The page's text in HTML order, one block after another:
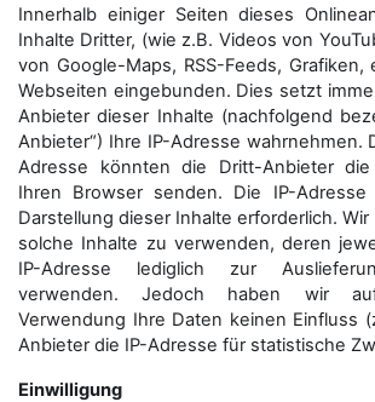
Innerhalb einiger Seiten dieses
Inhalte Dritter, (wie z.B. Videos von
von Google-Maps, RSS-Feeds, Grafiken,
Webseiten eingebunden. Dies setzt
Anbieter dieser Inhalte (nachfolgend
Anbieter“) Ihre IP-Adresse wahrnehmen.
Adresse könnten die Dritt-Anbieter
Ihren Browser senden. Die IP-
Darstellung dieser Inhalte erforderlich.
solche Inhalte zu verwenden, deren
IP-Adresse lediglich zur
verwenden. Jedoch haben wir
Verwendung Ihre Daten keinen Einfluss
Anbieter die IP-Adresse für statistische
Einwilligung